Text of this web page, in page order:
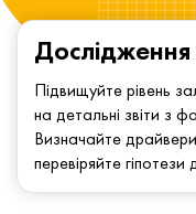
Дослідження
Підвищуйте рівень
на детальні звіти з
Визначайте
перевіряйте гіпотези